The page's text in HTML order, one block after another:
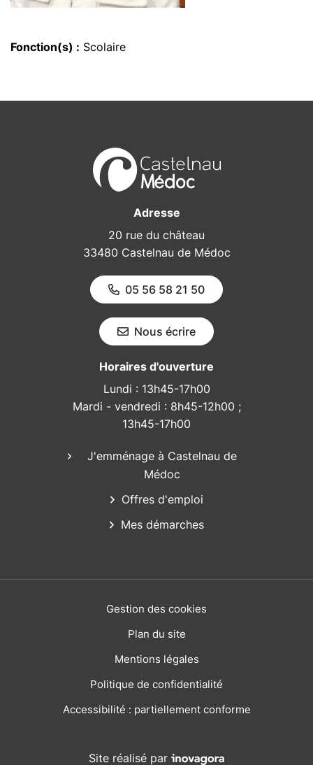
Fonction(s) : Scolaire
Adresse
20 rue du château
33480 Castelnau de Médoc
05 56 58 21 50
Nous écrire
Horaires d'ouverture
Lundi : 13h45-17h00
Mardi - vendredi : 8h45-12h00 ;
13h45-17h00
J'emménage à Castelnau de
Médoc
Offres d'emploi
Mes démarches
Gestion des cookies
Plan du site
Mentions légales
Politique de confidentialité
Accessibilité : partiellement conforme
Site réalisé par Inovagora (ouverture